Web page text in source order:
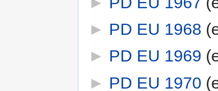
► PD EU 1968
► PD EU 1969
► PD EU 1970